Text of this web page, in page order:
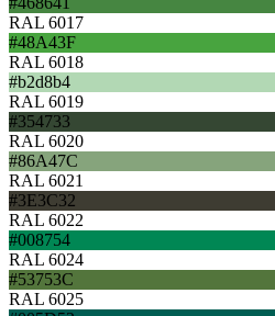
RAL 6017
#48A43F
RAL 6018
#b2d8b4
RAL 6019
#354733
RAL 6020
#86A47C
RAL 6021
#3E3C32
RAL 6022
#008754
RAL 6024
#53753C
RAL 6025